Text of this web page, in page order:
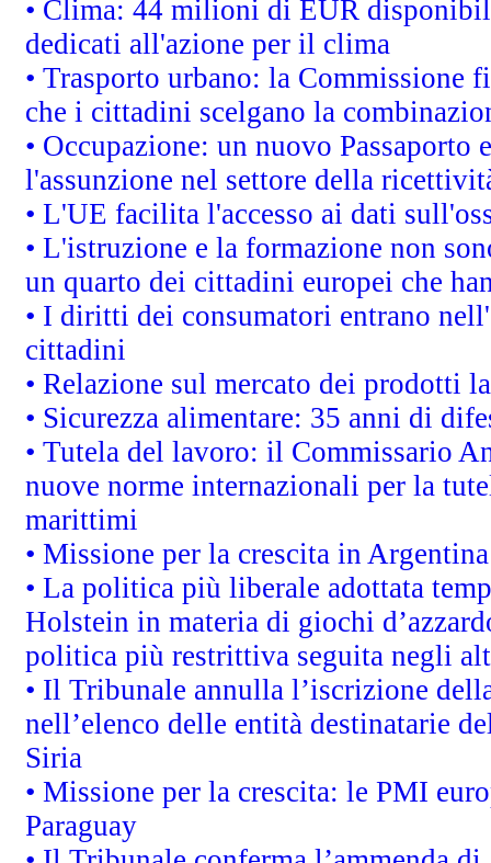
• Clima: 44 milioni di EUR
dedicati all'azione per il clima
• Trasporto urbano: la Commissione
che i cittadini scelgano la
• Occupazione: un nuovo Passaporto
l'assunzione nel settore della
• L'UE facilita l'accesso ai dati
• L'istruzione e la formazione non
un quarto dei cittadini europei che
• I diritti dei consumatori entrano
cittadini
• Relazione sul mercato dei prodotti
• Sicurezza alimentare: 35 anni di
• Tutela del lavoro: il Commissario
nuove norme internazionali per la
marittimi
• Missione per la crescita in
• La politica più liberale adottata
Holstein in materia di giochi
politica più restrittiva seguita negli
• Il Tribunale annulla l’iscrizione
nell’elenco delle entità destinatarie
Siria
• Missione per la crescita: le PMI
Paraguay